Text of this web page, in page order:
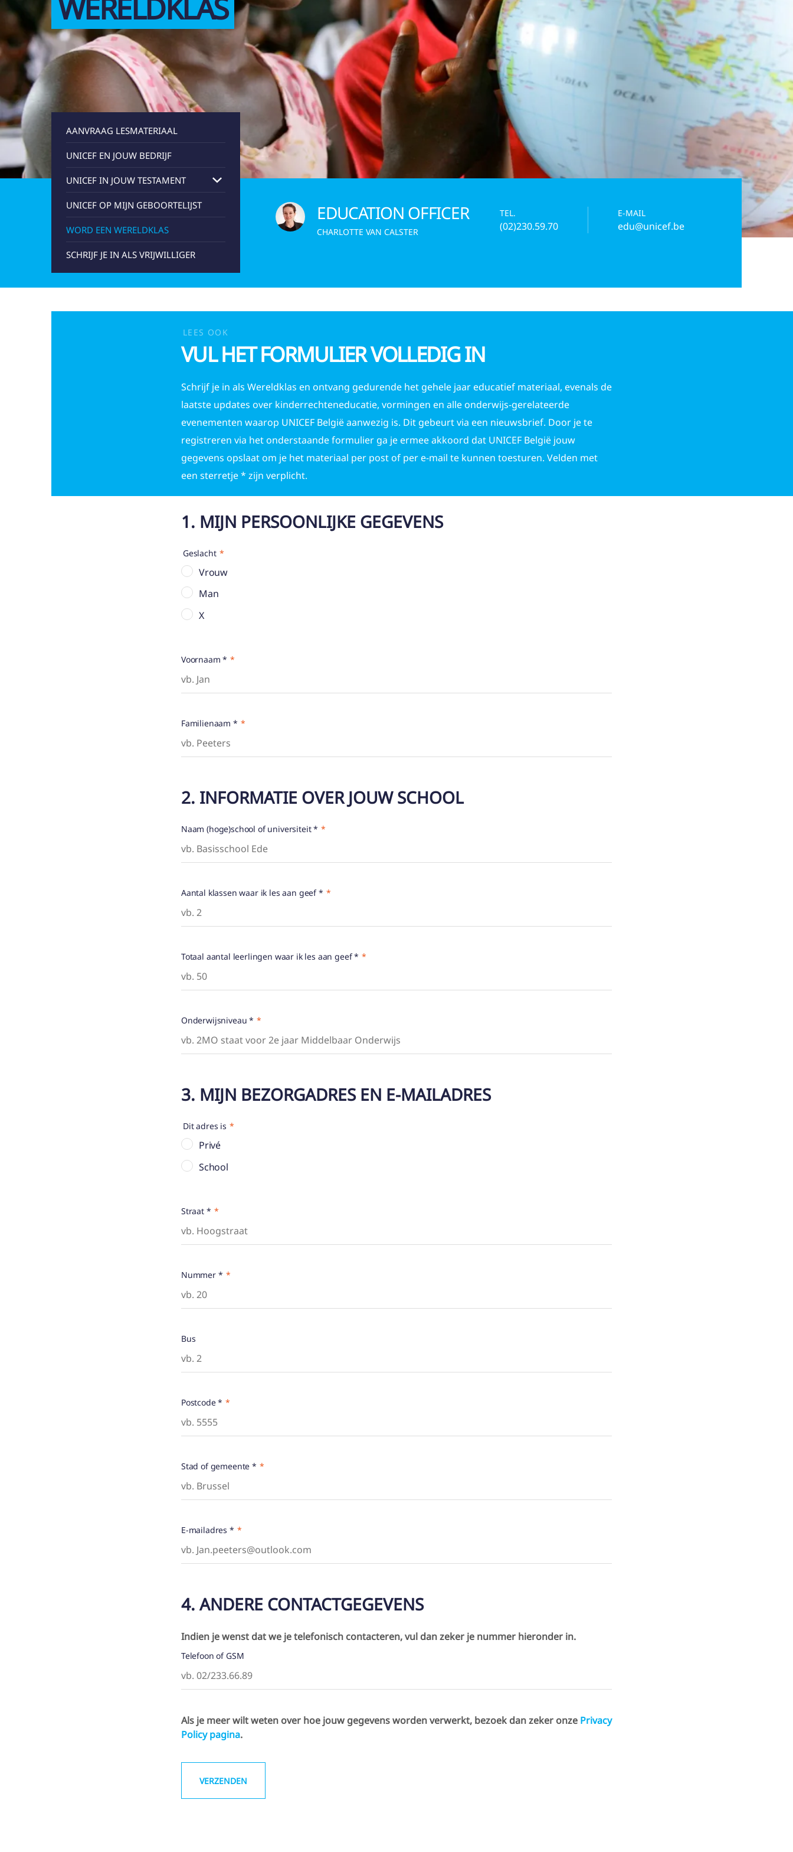
UNICEF VRIJWILLIGERS
WERELDKLAS
AANVRAAG LESMATERIAAL
UNICEF EN JOUW BEDRIJF
UNICEF IN JOUW TESTAMENT
DE BROCHURE PER EMAIL
UNICEF OP MIJN GEBOORTELIJST
WORD EEN WERELDKLAS
SCHRIJF JE IN ALS VRIJWILLIGER
EDUCATION OFFICER
CHARLOTTE VAN CALSTER
TEL.
(02)230.59.70
E-MAIL
edu@unicef.be
LEES OOK
VUL HET FORMULIER VOLLEDIG IN
Schrijf je in als Wereldklas en ontvang gedurende het gehele jaar educatief materiaal, evenals de
laatste updates over kinderrechteneducatie, vormingen en alle onderwijs-gerelateerde
evenementen waarop UNICEF België aanwezig is. Dit gebeurt via een nieuwsbrief. Door je te
registreren via het onderstaande formulier ga je ermee akkoord dat UNICEF België jouw
gegevens opslaat om je het materiaal per post of per e-mail te kunnen toesturen. Velden met
een sterretje * zijn verplicht.
1. MIJN PERSOONLIJKE GEGEVENS
Geslacht
Vrouw
Man
X
Voornaam *
Familienaam *
2. INFORMATIE OVER JOUW SCHOOL
Naam (hoge)school of universiteit *
Aantal klassen waar ik les aan geef *
Totaal aantal leerlingen waar ik les aan geef *
Onderwijsniveau *
3. MIJN BEZORGADRES EN E-MAILADRES
Dit adres is
Privé
School
Straat *
Nummer *
Bus
Postcode *
Stad of gemeente *
E-mailadres *
4. ANDERE CONTACTGEGEVENS
Indien je wenst dat we je telefonisch contacteren, vul dan zeker je nummer hieronder in.
Telefoon of GSM
Als je meer wilt weten over hoe jouw gegevens worden verwerkt, bezoek dan zeker onze Privacy
Policy pagina.